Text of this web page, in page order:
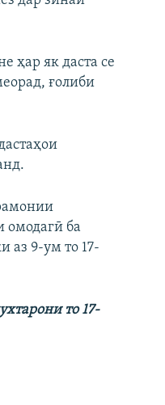
ҳар як даста се
ғолиби
омодагӣ ба
аз 9-ум то 17-
то 17-